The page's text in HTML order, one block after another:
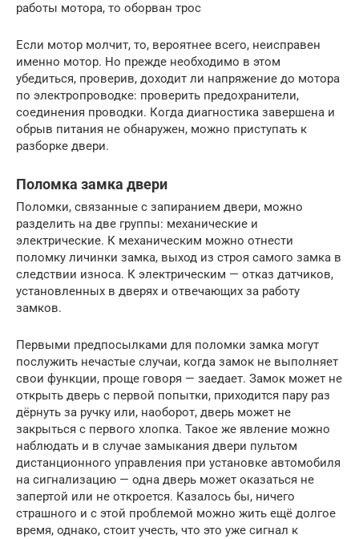
работы мотора, то оборван трос
Если мотор молчит, то, вероятнее всего, неисправен
именно мотор. Но прежде необходимо в этом
убедиться, проверив, доходит ли напряжение до мотора
по электропроводке: проверить предохранители,
соединения проводки. Когда диагностика завершена и
обрыв питания не обнаружен, можно приступать к
разборке двери.
Поломка замка двери
Поломки, связанные с запиранием двери, можно
разделить на две группы: механические и
электрические. К механическим можно отнести
поломку личинки замка, выход из строя самого замка в
следствии износа. К электрическим — отказ датчиков,
установленных в дверях и отвечающих за работу
замков.
Первыми предпосылками для поломки замка могут
послужить нечастые случаи, когда замок не выполняет
свои функции, проще говоря — заедает. Замок может не
открыть дверь с первой попытки, приходится пару раз
дёрнуть за ручку или, наоборот, дверь может не
закрыться с первого хлопка. Такое же явление можно
наблюдать и в случае замыкания двери пультом
дистанционного управления при установке автомобиля
на сигнализацию — одна дверь может оказаться не
запертой или не откроется. Казалось бы, ничего
страшного и с этой проблемой можно жить ещё долгое
время, однако, стоит учесть, что это уже сигнал к